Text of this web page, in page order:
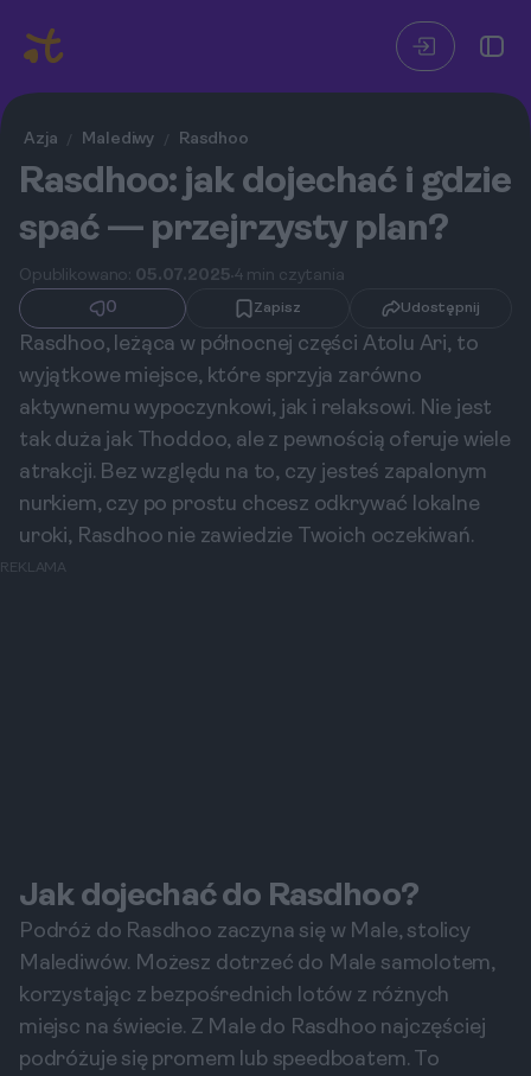
Azja / Malediwy / Rasdhoo
Rasdhoo: jak dojechać i gdzie
spać — przejrzysty plan?
Opublikowano: 05.07.2025 4 min czytania
0
Zapisz Udostępnij
Rasdhoo, leżąca w północnej części Atolu Ari, to
wyjątkowe miejsce, które sprzyja zarówno
aktywnemu wypoczynkowi, jak i relaksowi. Nie jest
tak duża jak Thoddoo, ale z pewnością oferuje wiele
atrakcji. Bez względu na to, czy jesteś zapalonym
nurkiem, czy po prostu chcesz odkrywać lokalne
uroki, Rasdhoo nie zawiedzie Twoich oczekiwań.
REKLAMA
Jak dojechać do Rasdhoo?
Podróż do Rasdhoo zaczyna się w Male, stolicy
Malediwów. Możesz dotrzeć do Male samolotem,
korzystając z bezpośrednich lotów z różnych
miejsc na świecie. Z Male do Rasdhoo najczęściej
podróżuje się promem lub speedboatem. To